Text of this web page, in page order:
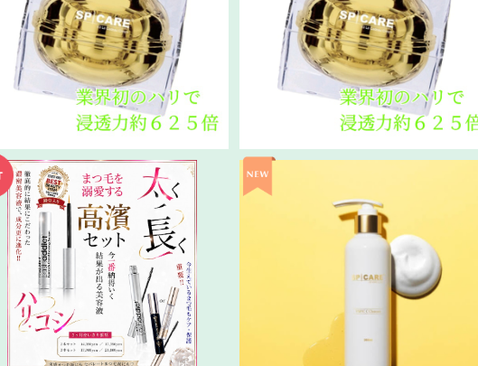
単品/贅沢ルカドクリーム
¥12,500
V3ファンデ同時購入2個目/贅沢ルカ
ドクリーム
¥10,500
最強まつ毛美容液高濱2本セット★
¥14,500
VSPIC クレンジング&洗顔フォーム